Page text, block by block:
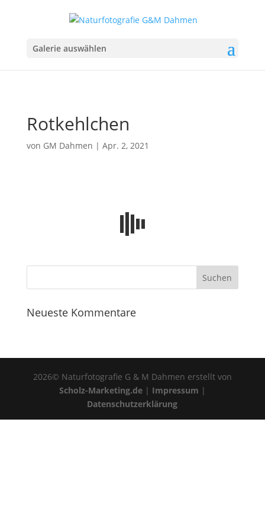
Galerie auswählen
Rotkehlchen
von GM Dahmen | Apr. 2, 2021
Neueste Kommentare
2026© Naturfotografie G & M Dahmen erstellt von
Scholz-Marketing.de| Impressum |
Datenschutzerklärung